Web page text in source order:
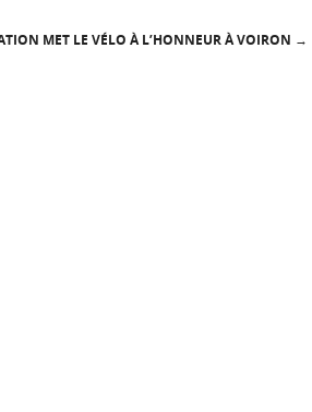
MET LE VÉLO À L’HONNEUR À VOIRON →